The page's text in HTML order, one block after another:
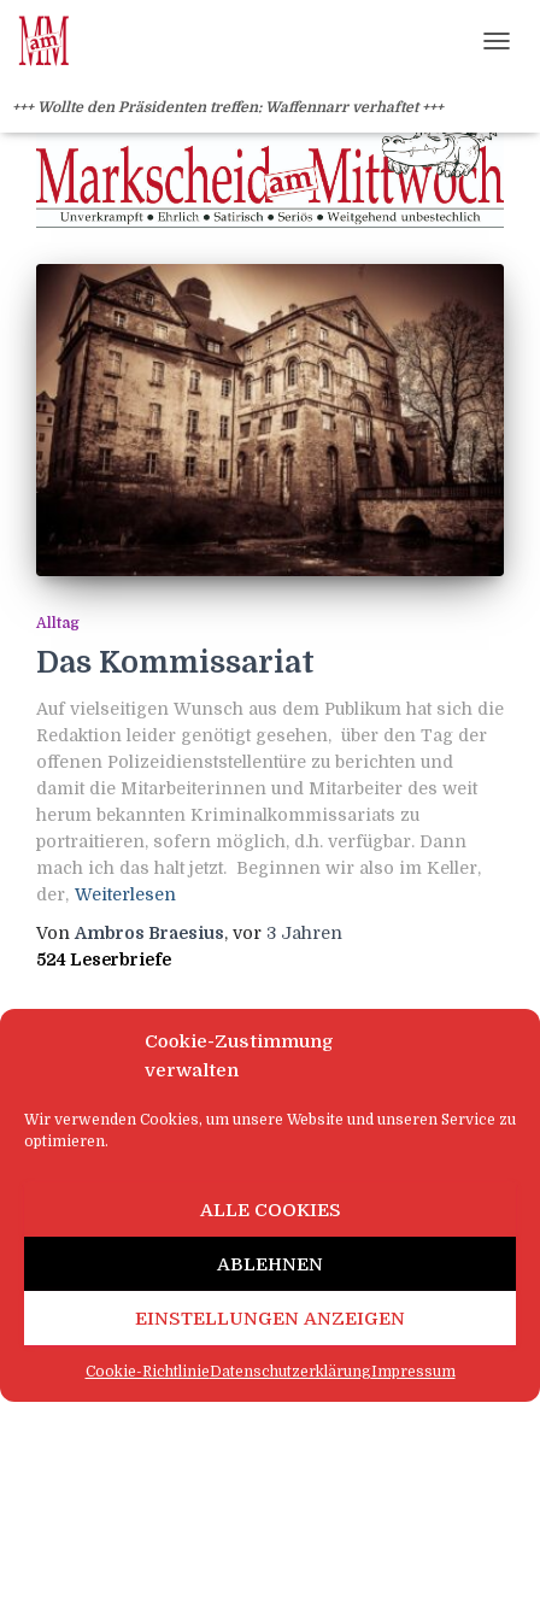
Cookie-Zustimmung
verwalten
Wir verwenden Cookies, um unsere Website und unseren Service zu
optimieren.
ALLE COOKIES
ABLEHNEN
EINSTELLUNGEN ANZEIGEN
Cookie-RichtlinieDatenschutzerklärungImpressum
+++ Wollte den Präsidenten treffen: Waffennarr verhaftet +++
Alltag
Das Kommissariat
Auf vielseitigen Wunsch aus dem Publikum hat sich die
Redaktion leider genötigt gesehen, über den Tag der
offenen Polizeidienststellentüre zu berichten und
damit die Mitarbeiterinnen und Mitarbeiter des weit
herum bekannten Kriminalkommissariats zu
portraitieren, sofern möglich, d.h. verfügbar. Dann
mach ich das halt jetzt. Beginnen wir also im Keller,
der, Weiterlesen
Von Ambros Braesius, vor 3 Jahren
524 Leserbriefe